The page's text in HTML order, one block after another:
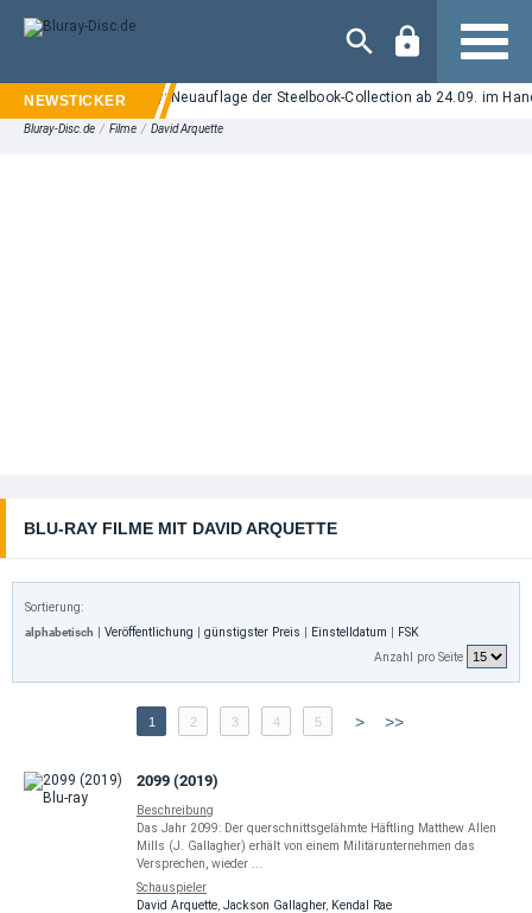
Navigation
auf UHD Blu-ray: Neuauflage der Steelbook-Collection ab 24.09. im Handel
Bluray-Disc.de / Filme / David Arquette
BLU-RAY FILME MIT DAVID ARQUETTE
Sortierung:
alphabetisch
Veröffentlichung günstigster Preis Einstelldatum
FSK
Anzahl pro Seite
1 2 3 4 5 > >>
2099 (2019)
Beschreibung
Das Jahr 2099: Der querschnittsgelähmte Häftling Matthew Allen
Mills (J. Gallagher) erhält von einem Militärunternehmen das
Versprechen, wieder ...
Schauspieler
David Arquette Jackson Gallagher, Kendal Rae